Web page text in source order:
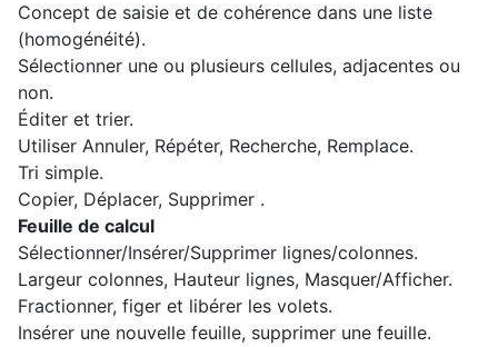
Concept de saisie et de cohérence dans une liste
(homogénéité).
Sélectionner une ou plusieurs cellules, adjacentes ou
non.
Éditer et trier.
Utiliser Annuler, Répéter, Recherche, Remplace.
Tri simple.
Copier, Déplacer, Supprimer .
Feuille de calcul
Sélectionner/Insérer/Supprimer lignes/colonnes.
Largeur colonnes, Hauteur lignes, Masquer/Afficher.
Fractionner, figer et libérer les volets.
Insérer une nouvelle feuille, supprimer une feuille.